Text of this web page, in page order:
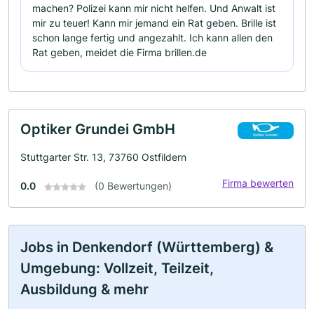
machen? Polizei kann mir nicht helfen. Und Anwalt ist
mir zu teuer! Kann mir jemand ein Rat geben. Brille ist
schon lange fertig und angezahlt. Ich kann allen den
Rat geben, meidet die Firma brillen.de
Optiker Grundei GmbH
Stuttgarter Str. 13, 73760 Ostfildern
0.0 (0 Bewertungen) Firma bewerten
Jobs in Denkendorf (Württemberg) &
Umgebung: Vollzeit, Teilzeit,
Ausbildung & mehr